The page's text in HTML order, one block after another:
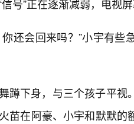
号”正在逐渐减弱，电视
你还会回来吗？”小宇有
蹲下身，与三个孩子平
苗在阿豪、小宇和默默